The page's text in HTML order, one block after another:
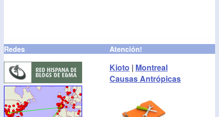
Redes Atención!
Kioto | Montreal
Causas Antrópicas